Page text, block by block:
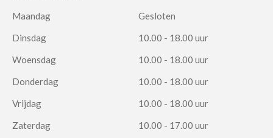
Maandag
Gesloten
Dinsdag
10.00 - 18.00 uur
Woensdag
10.00 - 18.00 uur
Donderdag
10.00 - 18.00 uur
Vrijdag
10.00 - 18.00 uur
Zaterdag
10.00 - 17.00 uur